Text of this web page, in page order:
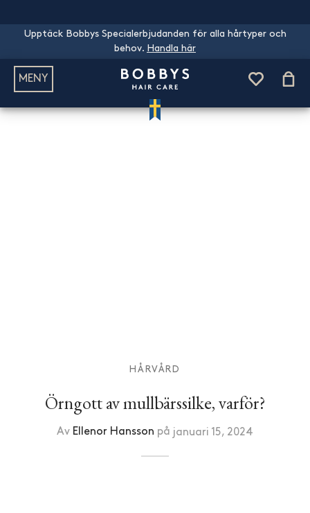
Upptäck Bobbys Specialerbjudanden för alla hårtyper och
behov. Handla här
MENY
HÅRVÅRD
Örngott av mullbärssilke, varför?
Av Ellenor Hansson på januari 15, 2024